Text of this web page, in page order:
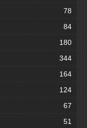
78
84
180
344
164
124
67
51